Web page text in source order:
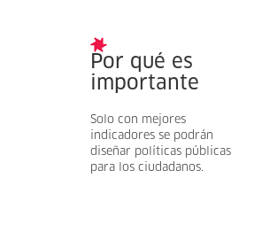
Por qué es
importante
Solo con mejores
indicadores se podrán
diseñar políticas públicas
para los ciudadanos.